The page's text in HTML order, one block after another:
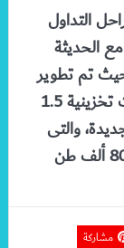
التداول
الحديثة
تم تطوير
صوامع ومخازن قائمة مميكنة توفر سعات تخزينية 1.5
25 صومعة جديدة، والتى
أنشأتها الإمارات وتوفر 1.5 مليون طن و800 ألف طن
مشاركة